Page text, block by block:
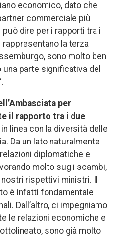
economico, dato che
commerciale più
dire per i rapporti tra i
la terza
sono molto ben
parte significativa del
per
il rapporto tra i due
linea con la diversità delle
Da un lato naturalmente
diplomatiche e
molto sugli scambi,
rispettivi ministri. Il
è infatti fondamentale
Dall’altro, ci impegniamo
le relazioni economiche e
sono già molto